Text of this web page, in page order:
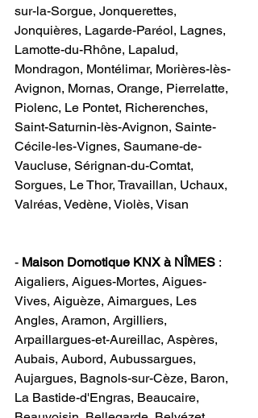
sur-la-Sorgue, Jonquerettes,
Jonquières, Lagarde-Paréol, Lagnes,
Lamotte-du-Rhône, Lapalud,
Mondragon, Montélimar, Morières-lès-
Avignon, Mornas, Orange, Pierrelatte,
Piolenc, Le Pontet, Richerenches,
Saint-Saturnin-lès-Avignon, Sainte-
Cécile-les-Vignes, Saumane-de-
Vaucluse, Sérignan-du-Comtat,
Sorgues, Le Thor, Travaillan, Uchaux,
Valréas, Vedène, Violès, Visan
- Maison Domotique KNX à NÎMES :
Aigaliers, Aigues-Mortes, Aigues-
Vives, Aiguèze, Aimargues, Les
Angles, Aramon, Argilliers,
Arpaillargues-et-Aureillac, Aspères,
Aubais, Aubord, Aubussargues,
Aujargues, Bagnols-sur-Cèze, Baron,
La Bastide-d'Engras, Beaucaire,